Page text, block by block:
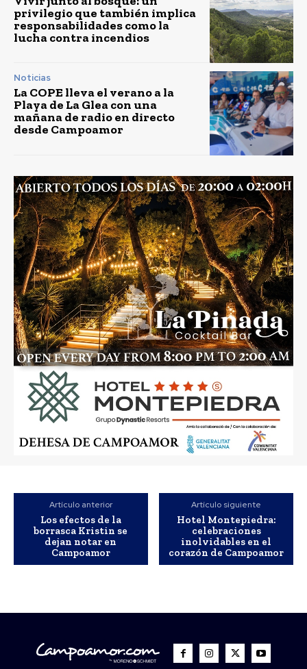
privilegio que también implica
responsabilidades como la
lucha contra incendios
Noticias
La COPE lleva el verano a la
Playa de La Glea con una
mañana de radio en directo
desde Campoamor
Artículo anterior
Los efectos de la
borrasca Kristin se
dejan notar en
Campoamor
Artículo siguiente
Hotel Montepiedra:
celebraciones
inolvidables en el
corazón de Campoamor